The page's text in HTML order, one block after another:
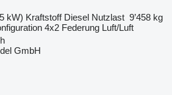
kW) Kraftstoff Diesel Nutzlast 9’458 kg
4x2 Federung Luft/Luft
GmbH